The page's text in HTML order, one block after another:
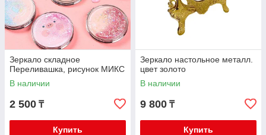
Зеркало складное
Переливашка, рисунок МИКС
В наличии
2 500 ₸
Купить
Зеркало настольное металл.
цвет золото
В наличии
9 800 ₸
Купить